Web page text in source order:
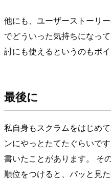
他にも、ユーザーストーリ
でどういった気持ちになっ
討にも使えるというのもポイ
最後に
私自身もスクラムをはじめ
ンにやっとたてたぐらいで
書いたことがあります。 そ
順位をつけると、パッと見